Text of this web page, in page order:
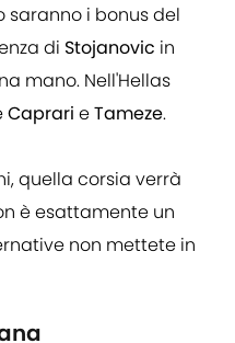
i bonus del
di Stojanovic in
mano. Nell'Hellas
Caprari eTameze.
quella corsia verrà
è esattamente un
non mettete in